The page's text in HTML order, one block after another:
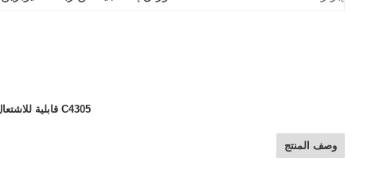
C4305 قابلية للاشتعال الأوراق الإسفنجية من الرود النيوبرين المطاطي المادة 1mm ~ 30mm سمك الأسود اللون
وصف المنتج